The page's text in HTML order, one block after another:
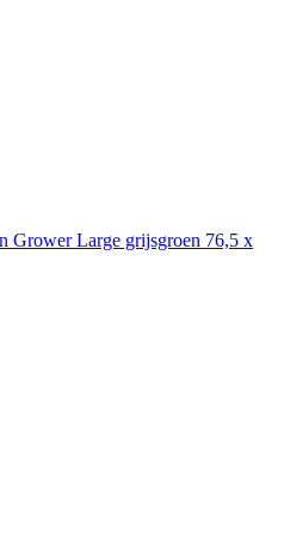
Grower Large grijsgroen 76,5 x